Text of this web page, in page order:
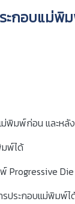
ะกอบแม่พิ
มพ์ก่อน และหลัง
พ์ได้
Progressive Die
รประกอบแม่พิมพ์ไ